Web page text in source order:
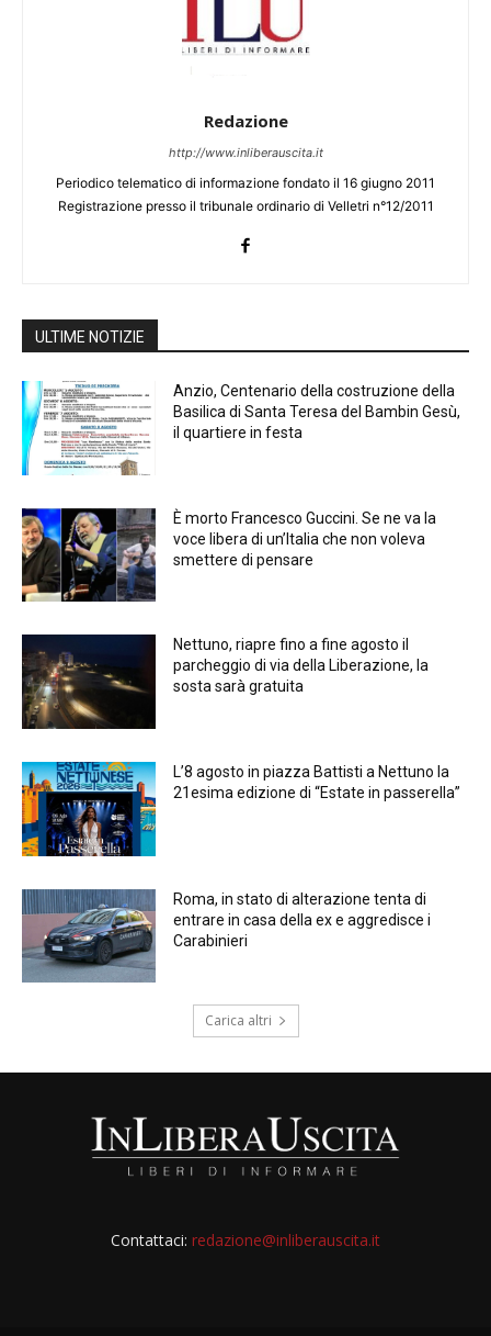
Redazione
http://www.inliberauscita.it
Periodico telematico di informazione fondato il 16 giugno 2011
Registrazione presso il tribunale ordinario di Velletri n°12/2011
ULTIME NOTIZIE
Anzio, Centenario della costruzione della
Basilica di Santa Teresa del Bambin Gesù,
il quartiere in festa
È morto Francesco Guccini. Se ne va la
voce libera di un’Italia che non voleva
smettere di pensare
Nettuno, riapre fino a fine agosto il
parcheggio di via della Liberazione, la
sosta sarà gratuita
L’8 agosto in piazza Battisti a Nettuno la
21esima edizione di “Estate in passerella”
Roma, in stato di alterazione tenta di
entrare in casa della ex e aggredisce i
Carabinieri
Carica altri
Contattaci: redazione@inliberauscita.it